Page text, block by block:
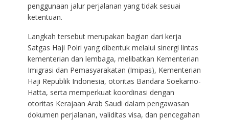
penggunaan jalur perjalanan yang tidak sesuai
ketentuan.
Langkah tersebut merupakan bagian dari kerja
Satgas Haji Polri yang dibentuk melalui sinergi lintas
kementerian dan lembaga, melibatkan Kementerian
Imigrasi dan Pemasyarakatan (Imipas), Kementerian
Haji Republik Indonesia, otoritas Bandara Soekarno-
Hatta, serta memperkuat koordinasi dengan
otoritas Kerajaan Arab Saudi dalam pengawasan
dokumen perjalanan, validitas visa, dan pencegahan